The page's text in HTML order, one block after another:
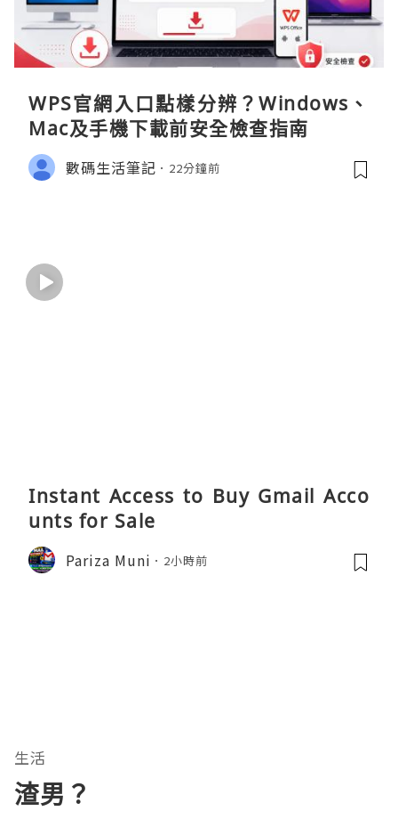
WPS官網入口點樣分辨？Windows、
Mac及手機下載前安全檢查指南
數碼生活筆記 22分鐘前
Instant Access to Buy Gmail Acco
unts for Sale
Pariza Muni 2小時前
生活
渣男？